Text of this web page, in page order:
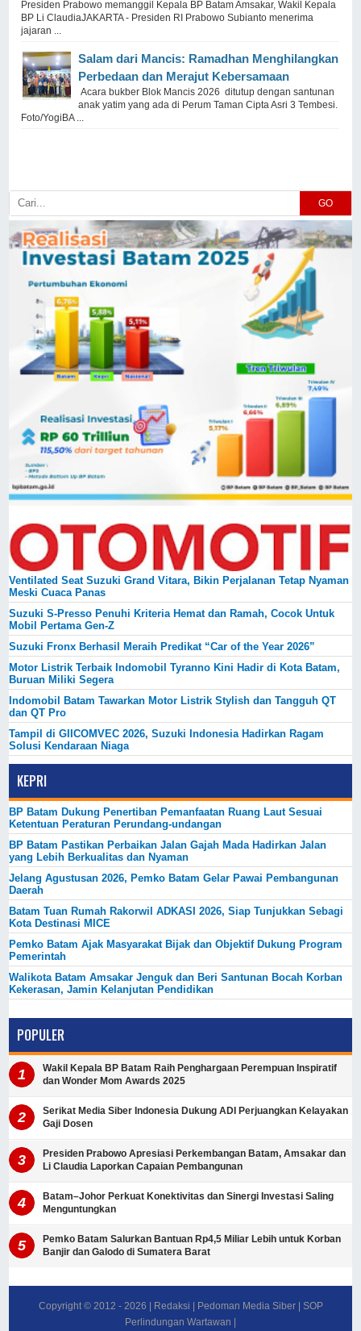
Presiden Prabowo memanggil Kepala BP Batam Amsakar, Wakil Kepala
BP Li ClaudiaJAKARTA - Presiden RI Prabowo Subianto menerima
jajaran ...
Salam dari Mancis: Ramadhan Menghilangkan
Perbedaan dan Merajut Kebersamaan
Acara bukber Blok Mancis 2026 ditutup dengan santunan
anak yatim yang ada di Perum Taman Cipta Asri 3 Tembesi.
Foto/YogiBA ...
GO
Ventilated Seat Suzuki Grand Vitara, Bikin Perjalanan Tetap Nyaman
Meski Cuaca Panas
Suzuki S-Presso Penuhi Kriteria Hemat dan Ramah, Cocok Untuk
Mobil Pertama Gen-Z
Suzuki Fronx Berhasil Meraih Predikat “Car of the Year 2026”
Motor Listrik Terbaik Indomobil Tyranno Kini Hadir di Kota Batam,
Buruan Miliki Segera
Indomobil Batam Tawarkan Motor Listrik Stylish dan Tangguh QT
dan QT Pro
Tampil di GIICOMVEC 2026, Suzuki Indonesia Hadirkan Ragam
Solusi Kendaraan Niaga
KEPRI
BP Batam Dukung Penertiban Pemanfaatan Ruang Laut Sesuai
Ketentuan Peraturan Perundang-undangan
BP Batam Pastikan Perbaikan Jalan Gajah Mada Hadirkan Jalan
yang Lebih Berkualitas dan Nyaman
Jelang Agustusan 2026, Pemko Batam Gelar Pawai Pembangunan
Daerah
Batam Tuan Rumah Rakorwil ADKASI 2026, Siap Tunjukkan Sebagi
Kota Destinasi MICE
Pemko Batam Ajak Masyarakat Bijak dan Objektif Dukung Program
Pemerintah
Walikota Batam Amsakar Jenguk dan Beri Santunan Bocah Korban
Kekerasan, Jamin Kelanjutan Pendidikan
POPULER
Wakil Kepala BP Batam Raih Penghargaan Perempuan Inspiratif
dan Wonder Mom Awards 2025
Serikat Media Siber Indonesia Dukung ADI Perjuangkan Kelayakan
Gaji Dosen
Presiden Prabowo Apresiasi Perkembangan Batam, Amsakar dan
Li Claudia Laporkan Capaian Pembangunan
Batam–Johor Perkuat Konektivitas dan Sinergi Investasi Saling
Menguntungkan
Pemko Batam Salurkan Bantuan Rp4,5 Miliar Lebih untuk Korban
Banjir dan Galodo di Sumatera Barat
Copyright © 2012 - 2026 Redaksi Pedoman Media Siber|
SOP
Perlindungan Wartawan